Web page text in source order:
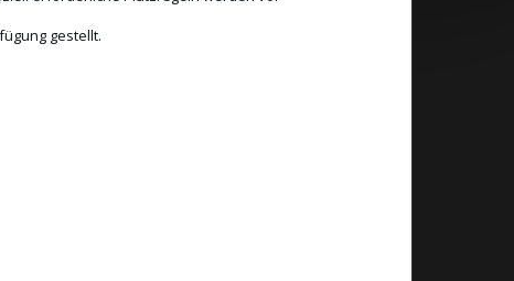
gestellt.